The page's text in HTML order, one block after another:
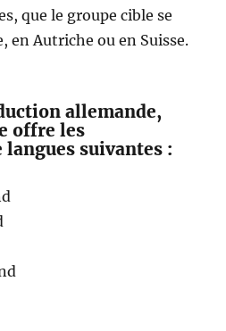
que le groupe cible se
en Autriche ou en Suisse.
allemande,
offre les
suivantes :